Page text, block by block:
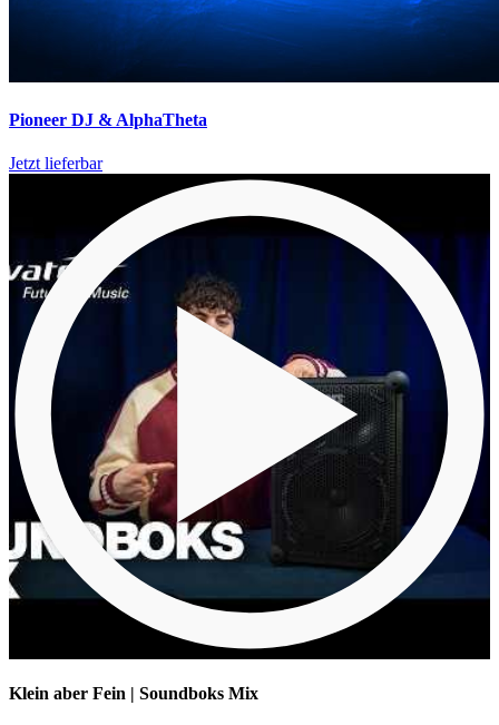
Pioneer DJ & AlphaTheta
Jetzt lieferbar
Klein aber Fein | Soundboks Mix